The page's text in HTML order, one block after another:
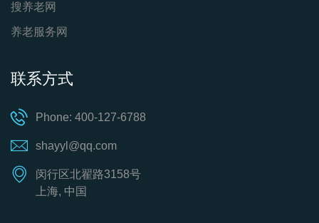
搜养老网
养老服务网
联系方式
Phone: 400-127-6788
shayyl@qq.com
闵行区北翟路3158号
上海, 中国